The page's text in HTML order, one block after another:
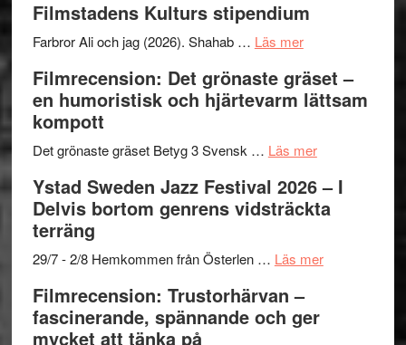
I
Want
Believe
–
Frankenshtey
med
Fox
och
Scully
West
presenterar
nya
titlar
årets
Filmstadens Kulturs stipendium
Farbror Ali och jag (2026). Shahab … Läs merom
Shahab
Mehrabi
Filmstadens
stipendium
Filmrecension: Det grönaste gräset –
en humoristisk och hjärtevarm lättsam
kompott
Det grönaste gräset Betyg 3 Svensk … Läs merom
Det
grönaste
–
och
Ystad Sweden Jazz Festival 2026 – I
Delvis bortom genrens vidsträckta
terräng
29/7 - 2/8 Hemkommen från Österlen … Läs merom
Filmrecension: Trustorhärvan –
fascinerande, spännande och ger
mycket att tänka på